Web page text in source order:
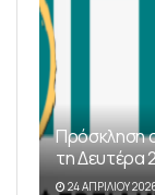
Πρόσκληση
τη Δευτέρα
24 ΑΠΡΙΛΊΟΥ